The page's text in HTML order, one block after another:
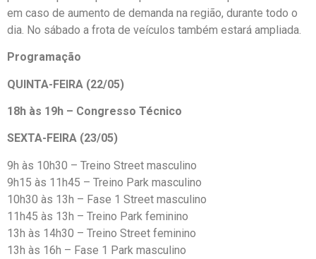
em caso de aumento de demanda na região, durante todo o
dia. No sábado a frota de veículos também estará ampliada.
Programação
QUINTA-FEIRA (22/05)
18h às 19h – Congresso Técnico
SEXTA-FEIRA (23/05)
9h às 10h30 – Treino Street masculino
9h15 às 11h45 – Treino Park masculino
10h30 às 13h – Fase 1 Street masculino
11h45 às 13h – Treino Park feminino
13h às 14h30 – Treino Street feminino
13h às 16h – Fase 1 Park masculino